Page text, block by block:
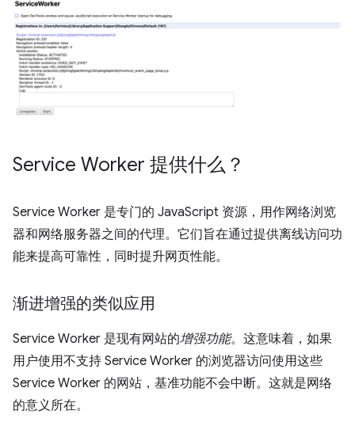
Service Worker 提供什么？
Service Worker 是专门的 JavaScript 资源，用作网络浏览
器和网络服务器之间的代理。它们旨在通过提供离线访问功
能来提高可靠性，同时提升网页性能。
渐进增强的类似应用
Service Worker 是现有网站的增强功能。这意味着，如果
用户使用不支持 Service Worker 的浏览器访问使用这些
Service Worker 的网站，基准功能不会中断。这就是网络
的意义所在。